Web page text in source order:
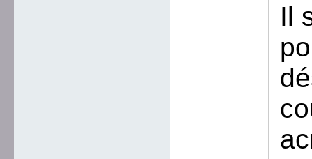
Il